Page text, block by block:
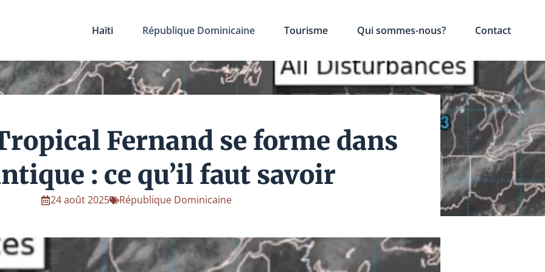
Haïti République Dominicaine Tourisme Qui sommes-nous? Contact
Fernand se forme dans
: ce qu’il faut savoir
24 août 2025 République Dominicaine